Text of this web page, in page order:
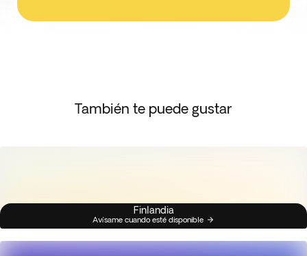
También te puede gustar
Finlandia
Avísame cuando esté disponible